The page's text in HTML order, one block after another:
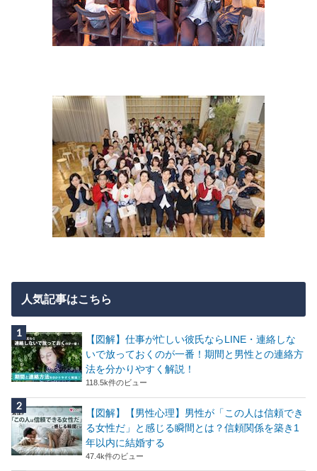
人気記事はこちら
【図解】仕事が忙しい彼氏ならLINE・連絡しな
いで放っておくのが一番！期間と男性との連絡方
法を分かりやすく解説！
118.5k件のビュー
【図解】【男性心理】男性が「この人は信頼でき
る女性だ」と感じる瞬間とは？信頼関係を築き1
年以内に結婚する
47.4k件のビュー